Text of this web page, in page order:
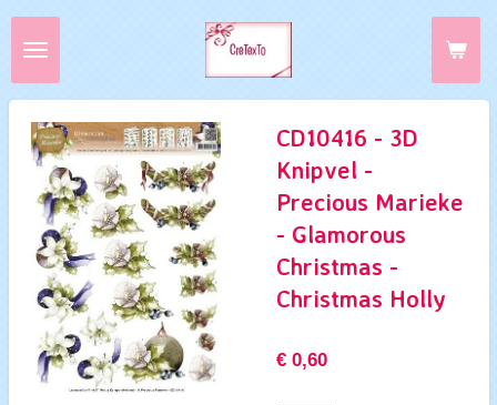
Ga
direct
de
hoofdinhoud
CD10416 - 3D
Knipvel -
Precious Marieke
- Glamorous
Christmas -
Christmas Holly
€ 0,60